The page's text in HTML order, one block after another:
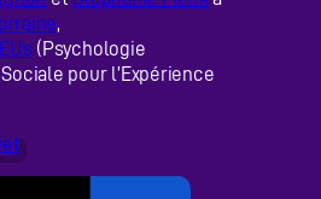
,
(Psychologie
pour l’Expérience